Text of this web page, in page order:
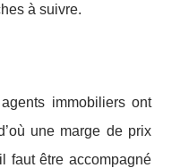
à suivre.
immobiliers ont
une marge de prix
faut être accompagné